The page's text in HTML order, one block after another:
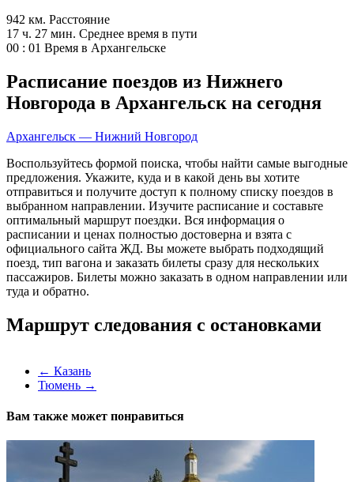
942 км. Расстояние
17 ч. 27 мин. Среднее время в пути
00 : 01 Время в Архангельске
Расписание поездов из Нижнего
Новгорода в Архангельск на сегодня
Архангельск — Нижний Новгород
Воспользуйтесь формой поиска, чтобы найти самые выгодные
предложения. Укажите, куда и в какой день вы хотите
отправиться и получите доступ к полному списку поездов в
выбранном направлении. Изучите расписание и составьте
оптимальный маршрут поездки. Вся информация о
расписании и ценах полностью достоверна и взята с
официального сайта ЖД. Вы можете выбрать подходящий
поезд, тип вагона и заказать билеты сразу для нескольких
пассажиров. Билеты можно заказать в одном направлении или
туда и обратно.
Маршрут следования с остановками
← Казань
Тюмень →
Вам также может понравиться